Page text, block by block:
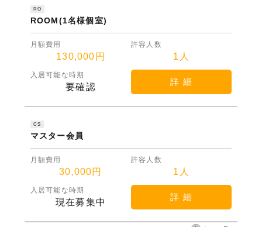
RO
ROOM(1名様個室)
月額費用
130,000円
許容人数
1人
入居可能な時期
要確認
詳 細
CS
マスター会員
月額費用
30,000円
許容人数
1人
入居可能な時期
現在募集中
詳 細